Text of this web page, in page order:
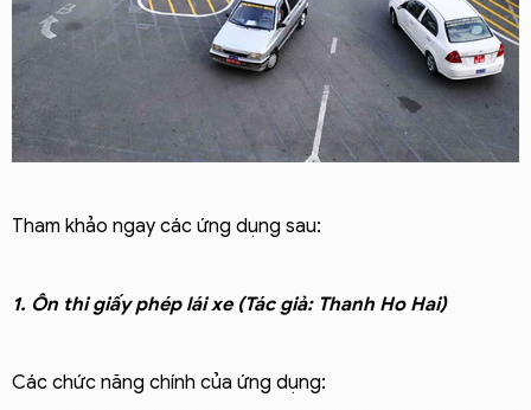
Tham khảo ngay các ứng dụng sau:
1. Ôn thi giấy phép lái xe (Tác giả: Thanh Ho Hai)
Các chức năng chính của ứng dụng: